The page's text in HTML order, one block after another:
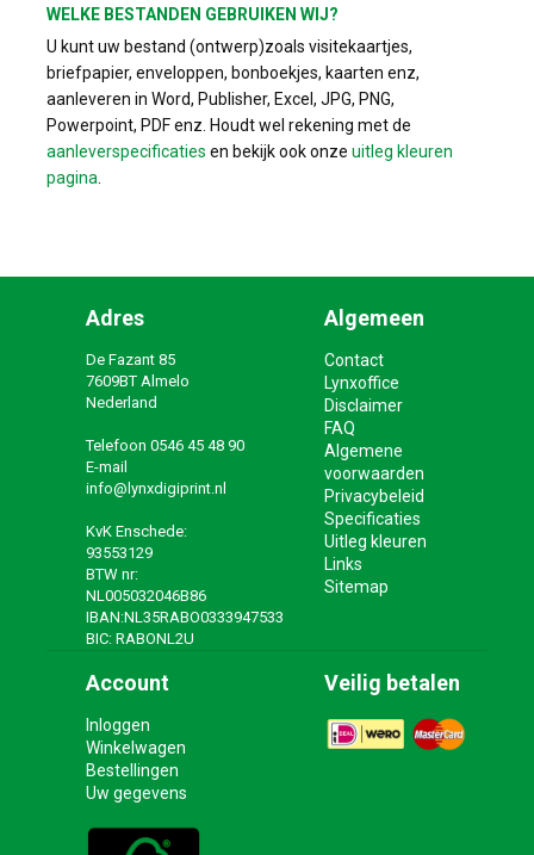
WELKE BESTANDEN GEBRUIKEN WIJ?
U kunt uw bestand (ontwerp)zoals visitekaartjes,
briefpapier, enveloppen, bonboekjes, kaarten enz,
aanleveren in Word, Publisher, Excel, JPG, PNG,
Powerpoint, PDF enz. Houdt wel rekening met de
aanleverspecificaties en bekijk ook onze uitleg kleuren
pagina
Adres
De Fazant 85
7609BT Almelo
Nederland
Telefoon 0546 45 48 90
E-mail
info@lynxdigiprint.nl
KvK Enschede:
93553129
BTW nr:
NL005032046B86
IBAN:NL35RABO0333947533
BIC: RABONL2U
Algemeen
Contact
Lynxoffice
Disclaimer
FAQ
Algemene
voorwaarden
Privacybeleid
Specificaties
Uitleg kleuren
Links
Sitemap
Account
Inloggen
Winkelwagen
Bestellingen
Uw gegevens
Veilig betalen